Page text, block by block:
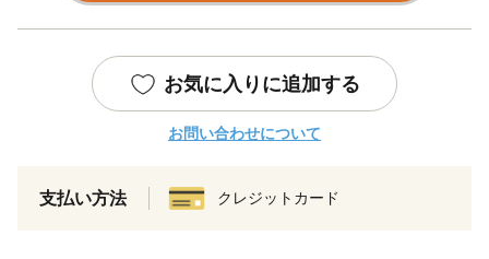
お気に入りに追加する
お問い合わせについて
支払い方法 クレジットカード